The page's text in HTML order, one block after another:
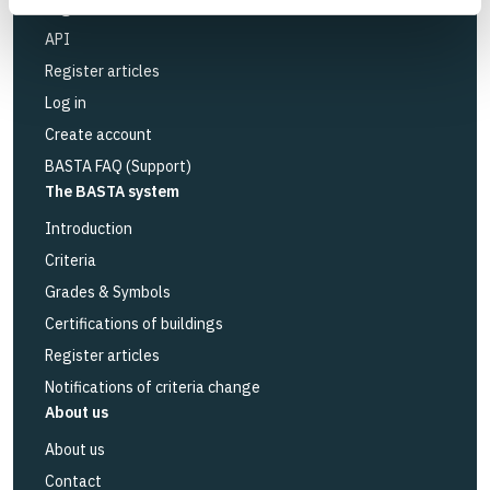
API
Register articles
Log in
Create account
BASTA FAQ (Support)
The BASTA system
Introduction
Criteria
Grades & Symbols
Certifications of buildings
Register articles
Notifications of criteria change
About us
About us
Contact